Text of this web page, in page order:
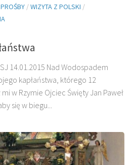
PROŚBY /WIZYTA Z POLSKI /
14.01.2015 Nad Wodospadem
kapłaństwa, którego 12
w Rzymie Ojciec Święty Jan Paweł
się w biegu...